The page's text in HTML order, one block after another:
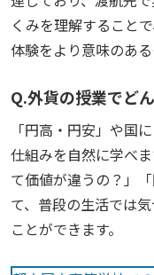
くみを理解すること
体験をより意味のある
Q.外貨の授業でど
「円高・円安」や国
仕組みを自然に学べ
て価値が違うの？」
て、普段の生活では
ことができます。